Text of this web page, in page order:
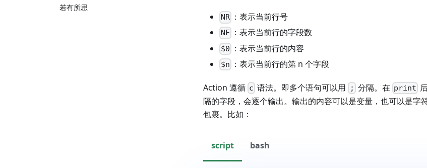
若有所思
NR ：表示当前行号
NF ：表示当前行的字段数
$0 ：表示当前行的内容
$n ：表示当前行的第 n 个字段
Action 遵循 c 语法。即多个语句可以用 ; 分隔。在 print
隔的字段，会逐个输出。输出的内容可以是变量，也可以是字
包裹。比如：
script bash